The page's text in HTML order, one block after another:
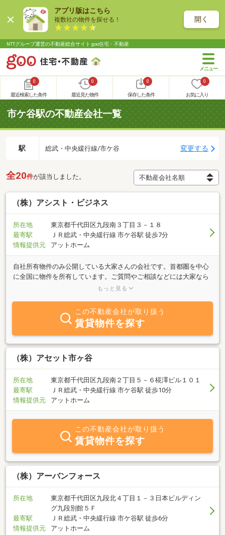
アプリ版はこちら
複数社の物件を探せる！ 開く
NTTグループ運営の不動産総合サイト goo住宅・不動産
0
最近検索した条件
0
最近見た物件
0
保存した条件
0
お気に入り
市ケ谷駅の不動産会社一覧
駅 総武・中央緩行線/市ケ谷 変更する
全20件が該当しました。
（株）アシスト・ビジネス
所在地
東京都千代田区九段南３丁目３－１８
最寄駅
ＪＲ総武・中央緩行線 市ケ谷駅 徒歩7分
情報提供元
アットホーム
自社所有物件のみ公開している大家さんの会社です。首都圏を中心
に全国に物件を所有しています。ご質問やご相談などには大家なら
ではの柔軟な対応が出来ますので、ご興味のある物件があれば是非
もっと見る
この不動産会社が取り扱う
賃貸物件を探す
（株）アセット市ヶ谷
所在地
東京都千代田区九段南２丁目５－６椛澤ビル１０１
最寄駅
ＪＲ総武・中央緩行線 市ケ谷駅 徒歩10分
情報提供元
アットホーム
この不動産会社が取り扱う
賃貸物件を探す
（株）アーバンフォース
所在地
東京都千代田区九段北４丁目１－３日本ビルディン
グ九段別館５Ｆ
最寄駅
ＪＲ総武・中央緩行線 市ケ谷駅 徒歩6分
情報提供元
アットホーム